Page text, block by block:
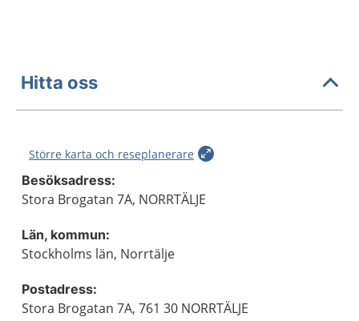
Hitta oss
Större karta och reseplanerare
Besöksadress:
Stora Brogatan 7A, NORRTÄLJE
Län, kommun:
Stockholms län, Norrtälje
Postadress:
Stora Brogatan 7A, 761 30 NORRTÄLJE